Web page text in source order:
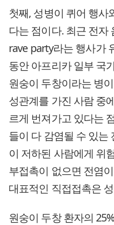
첫째, 성병이 퀴어 행사
다는 점이다. 최근 전자
rave party라는 행사가
동안 아프리카 일부 국
원숭이 두창이라는 병
성관계를 가진 사람 중
르게 번져가고 있다는
들이 다 감염될 수 있는
이 저하된 사람에게 위
부접촉이 없으면 전염
대표적인 직접접촉은
원숭이 두창 환자의